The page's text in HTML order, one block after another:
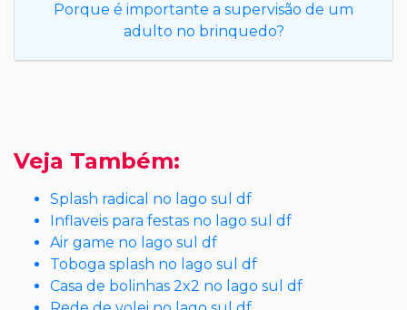
Porque é importante a supervisão de um
adulto no brinquedo?
Veja Também:
Splash radical no lago sul df
Inflaveis para festas no lago sul df
Air game no lago sul df
Toboga splash no lago sul df
Casa de bolinhas 2x2 no lago sul df